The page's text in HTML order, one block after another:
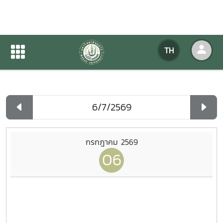
TH
ปฏิทินกิจกรรมของหน่วยงาน
ปฏิทินกิจกรรมของหน่วยงาน
กรกฎาคม 2569
06